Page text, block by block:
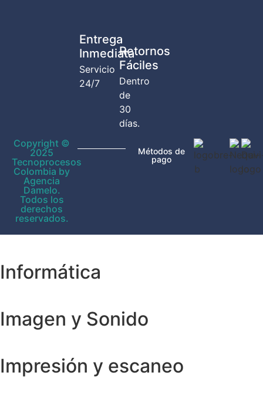
Entrega
Inmediata
Servicio
24/7
Retornos
Fáciles
Dentro
de
30
días.
Copyright ©
2025
Tecnoprocesos
Colombia by
Agencia
Damelo.
Todos los
derechos
reservados.
Métodos de
pago
Informática
Imagen y Sonido
Impresión y escaneo